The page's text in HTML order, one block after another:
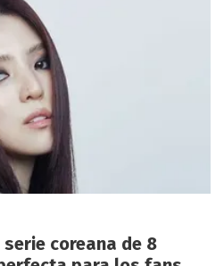
coreana de 8